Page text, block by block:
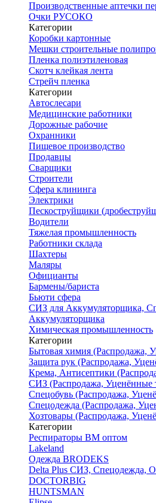
Производственные аптечки
Очки РУСОКО
Категории
Коробки картонные
Мешки строительные
Пленка полиэтиленовая
Скотч клейкая лента
Стрейч пленка
Категории
Автослесари
Медицинские работники
Дорожные рабочие
Охранники
Пищевое производство
Продавцы
Сварщики
Строители
Сфера клининга
Электрики
Пескоструйщики
Водители
Тяжелая промышленность
Работники склада
Шахтеры
Маляры
Официанты
Бармены/бариста
Бьюти сфера
СИЗ для Аккумуляторщика,
Аккумуляторщика
Химическая промышленность
Категории
Бытовая химия (Распродажа,
Защита рук (Распродажа,
Крема, Антисептики
СИЗ (Распродажа, Уценённые
Спецобувь (Распродажа,
Спецодежда (Распродажа,
Хозтовары (Распродажа,
Категории
Респираторы ВМ оптом
Lakeland
Одежда BRODEKS
Delta Plus СИЗ, Спецодежда,
DOCTORBIG
HUNTSMAN